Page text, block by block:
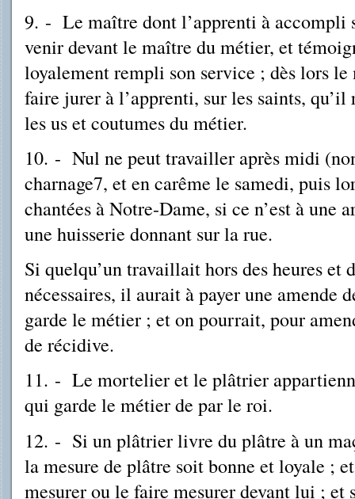
9. - Le maître dont l’apprenti à accompli
venir devant le maître du métier, et
loyalement rempli son service ; dès lors
faire jurer à l’apprenti, sur les saints,
les us et coutu­mes du métier.
10. - Nul ne peut travailler après midi
charnage7, et en carême le samedi, puis
chantées à Notre-Dame, si ce n’est à une
une huisserie donnant sur la rue.
Si quelqu’un travaillait hors des heures et
nécessaires, il aurait à payer une amende
garde le métier ; et on pourrait, pour
de récidive.
11. - Le mortelier et le plâtrier
qui garde le métier de par le roi.
12. - Si un plâtrier livre du plâtre à un
la mesure de plâtre soit bonne et loyale ;
mesurer ou le faire mesurer devant lui ; et